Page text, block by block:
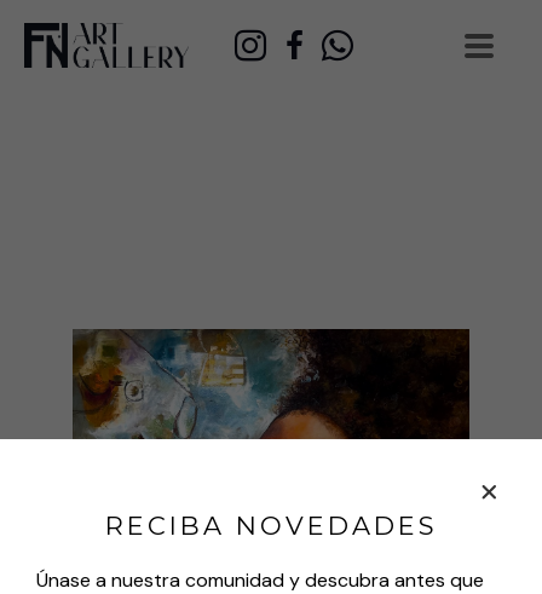
RECIBA NOVEDADES
Únase a nuestra comunidad y descubra antes que